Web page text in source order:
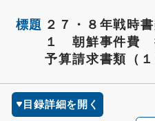
標題 ２７・８年戦時
１ 朝鮮事件費
予算請求書類（１
目録詳細を開く